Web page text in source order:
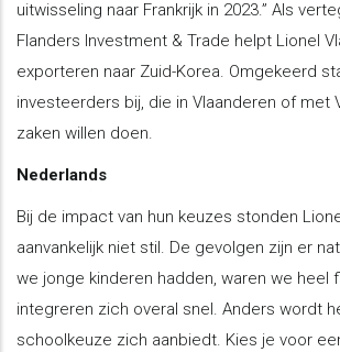
uitwisseling naar Frankrijk in 2023.” Als
Flanders Investment & Trade helpt Lionel
exporteren naar Zuid-Korea. Omgekeerd
investeerders bij, die in Vlaanderen of met
zaken willen doen.
Nederlands
Bij de impact van hun keuzes stonden
aanvankelijk niet stil. De gevolgen zijn er
we jonge kinderen hadden, waren we heel
integreren zich overal snel. Anders wordt
schoolkeuze zich aanbiedt. Kies je voor